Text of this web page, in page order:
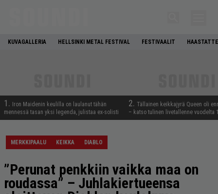
KUVAGALLERIA HELLSINKI METAL FESTIVAL FESTIVAALIT
1.
Iron Maidenin keulilla on laulanut tähän
mennessä tasan yksi legenda, julistaa ex-solisti
2. Tällainen keikkajyrä Queen oli
– katso tulinen livetallenne vuodelta
MERKKIPAALU KEIKKA DIABLO
”Perunat penkkiin vaikka maa on
roudassa” – Juhlakiertueensa